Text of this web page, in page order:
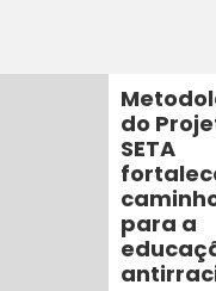
do
SETA
para a